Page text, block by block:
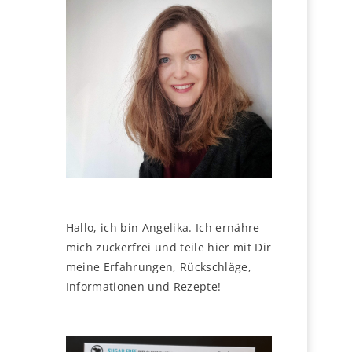
Hallo, ich bin Angelika. Ich ernähre
mich zuckerfrei und teile hier mit Dir
meine Erfahrungen, Rückschläge,
Informationen und Rezepte!